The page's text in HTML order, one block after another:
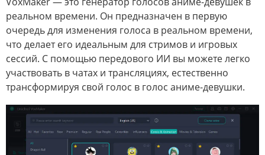
реальном времени. Он предназначен в первую
очередь для изменения голоса в реальном времени,
что делает его идеальным для стримов и игровых
сессий. С помощью передового ИИ вы можете легко
участвовать в чатах и трансляциях, естественно
трансформируя свой голос в голос аниме-девушки.